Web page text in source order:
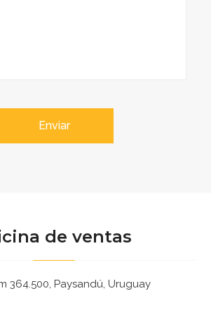
Enviar
de ventas
364.500, Paysandú, Uruguay